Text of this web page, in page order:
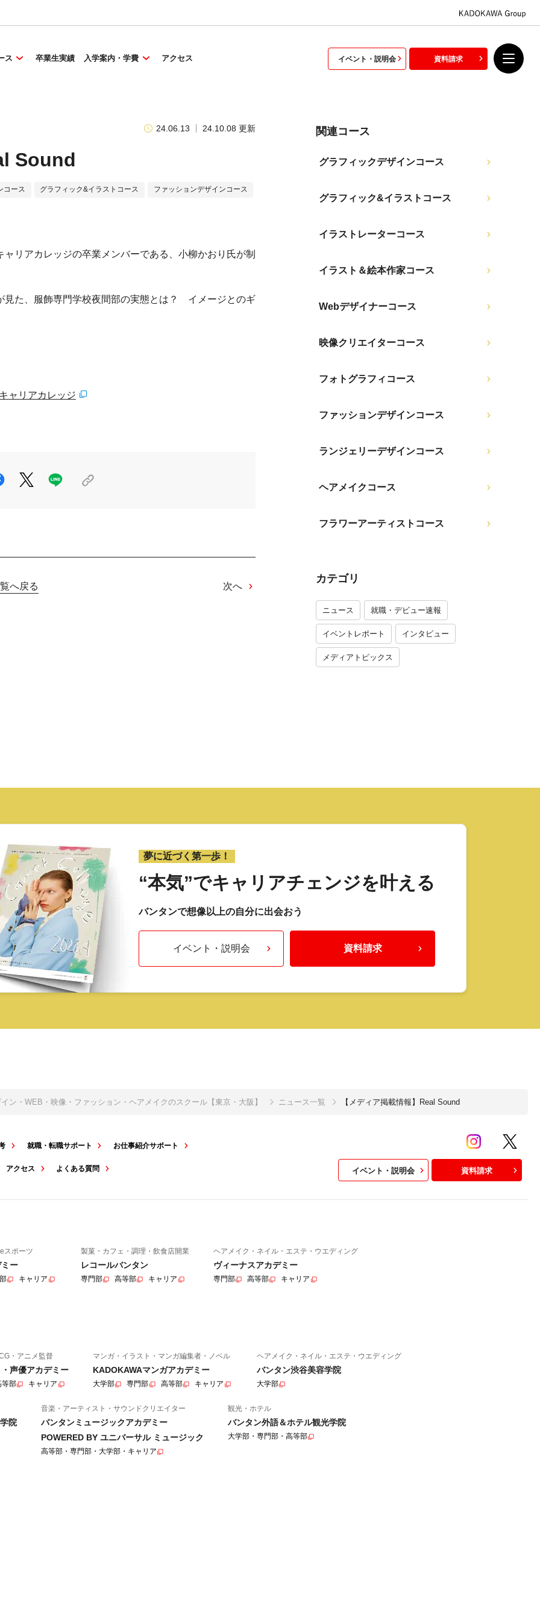
ス 卒業生実績 入学案内・学費 アクセス イベント・説明会 資料請求
24.06.13 24.10.08 更新
Sound
コース グラフィック&イラストコース ファッションデザインコース
リアカレッジの卒業メンバーである、小柳かおり氏が制
た、服飾専門学校夜間部の実態とは？ イメージとのギ
ャリアカレッジ
へ戻る 次へ
関連コース
グラフィックデザインコース
グラフィック&イラストコース
イラストレーターコース
イラスト＆絵本作家コース
Webデザイナーコース
映像クリエイターコース
フォトグラフィコース
ファッションデザインコース
ランジェリーデザインコース
ヘアメイクコース
フラワーアーティストコース
カテゴリ
ニュース 就職・デビュー速報
イベントレポート インタビュー
メディアトピックス
夢に近づく第一歩！
“本気”でキャリアチェンジを叶える
バンタンで想像以上の自分に出会おう
イベント・説明会 資料請求
・WEB・映像・ファッション・ヘアメイクのスクール【東京・大阪】 ニュース一覧 【メディア掲載情報】Real Sound
就職・転職サポート お仕事紹介サポート
アクセス よくある質問 イベント・説明会 資料請求
スポーツ
ー
キャリア
製菓・カフェ・調理・飲食店開業
レコールバンタン
専門部 高等部 キャリア
ヘアメイク・ネイル・エステ・ウエディング
ヴィーナスアカデミー
専門部 高等部 キャリア
・アニメ監督
声優アカデミー
等部 キャリア
マンガ・イラスト・マンガ編集者・ノベル
KADOKAWAマンガアカデミー
大学部 専門部 高等部 キャリア
ヘアメイク・ネイル・エステ・ウエディング
バンタン渋谷美容学院
大学部
院
音楽・アーティスト・サウンドクリエイター
バンタンミュージックアカデミー
POWERED BY ユニバーサル ミュージック
高等部・専門部・大学部・キャリア
観光・ホテル
バンタン外語＆ホテル観光学院
大学部・専門部・高等部